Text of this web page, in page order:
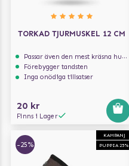
TORKAD TJURMUSKEL 12 CM
Passar även den mest kräsna hunden
Förebygger tandsten
Inga onödiga tillsatser
20 kr
Finns i Lager
KAMPANJ
PUPPIA 25%
-25%